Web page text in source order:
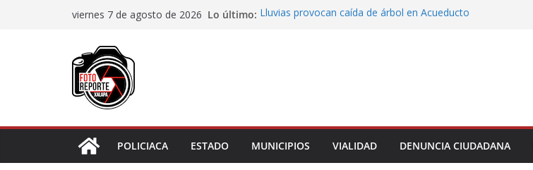
viernes 7 de agosto de 2026 Lo último: Lluvias provocan caída de árbol en Acueducto
incumplimiento de obra y falta de pago
POLICIACA
ESTADO MUNICIPIOS VIALIDAD DENUNCIA CIUDADANA